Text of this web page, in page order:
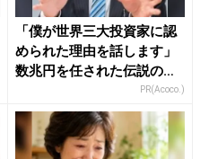
「僕が世界三大投資家に認
められた理由を話します」
数兆円を任された伝説の投
PR(Acoco.)